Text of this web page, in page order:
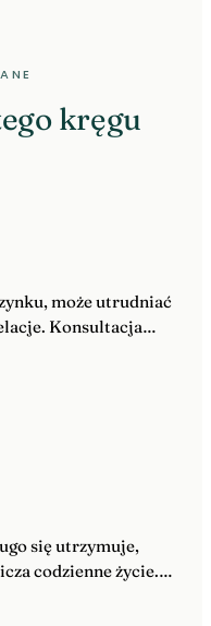
kręgu
może utrudniać
Konsultacja
i dobrać realne
się utrzymuje,
codzienne życie.
terapię w